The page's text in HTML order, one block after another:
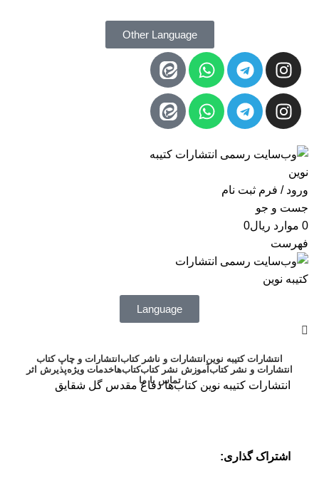
Other Language
مدیریت: دکتر داودی 09172203400
انتشارات کتیبه نوین
ورود / فرم ثبت نام
جست و جو
0 موارد ریال0
فهرست
Language
انتشارات کتیبه نوین انتشارات و ناشر کتاب انتشارات و چاپ کتاب
انتشارات و نشر کتاب آموزش نشر کتابکتاب‌هاخدمات ویژهپذیرش اثر
تماس با ما
انتشارات کتیبه نوین کتاب‌هادفاع مقدس گل شقایق
اشتراک گذاری: